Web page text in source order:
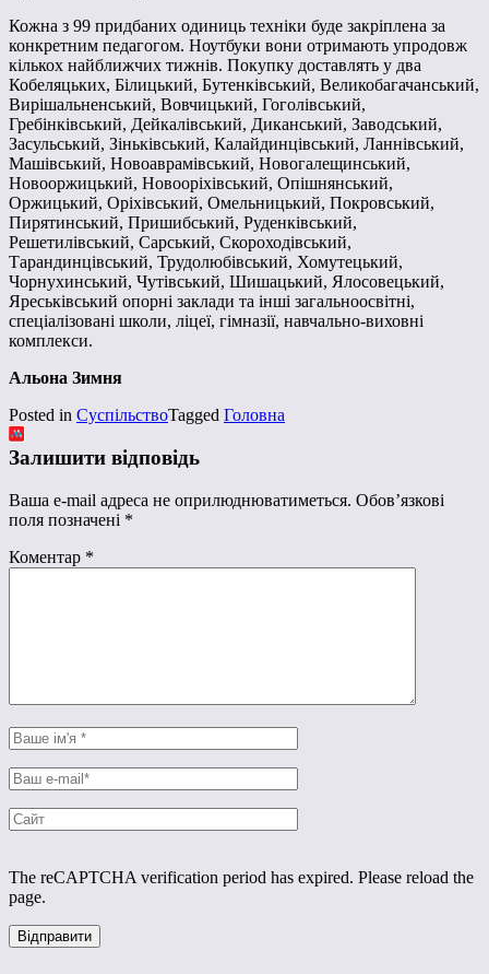
Кожна з 99 придбаних одиниць техніки буде закріплена за
конкретним педагогом. Ноутбуки вони отримають упродовж
кількох найближчих тижнів. Покупку доставлять у два
Кобеляцьких, Білицький, Бутенківський, Великобагачанський,
Вирішальненський, Вовчицький, Гоголівський,
Гребінківський, Дейкалівський, Диканський, Заводський,
Засульський, Зіньківський, Калайдинцівський, Ланнівський,
Машівський, Новоаврамівський, Новогалещинський,
Новооржицький, Новооріхівський, Опішнянський,
Оржицький, Оріхівський, Омельницький, Покровський,
Пирятинський, Пришибський, Руденківський,
Решетилівський, Сарський, Скороходівський,
Тарандинцівський, Трудолюбівський, Хомутецький,
Чорнухинський, Чутівський, Шишацький, Ялосовецький,
Яреськівський опорні заклади та інші загальноосвітні,
спеціалізовані школи, ліцеї, гімназії, навчально-виховні
комплекси.
Альона Зимня
Posted in СуспільствоTagged Головна
Залишити відповідь
Ваша e-mail адреса не оприлюднюватиметься. Обов’язкові
поля позначені *
Коментар *
The reCAPTCHA verification period has expired. Please reload the
page.